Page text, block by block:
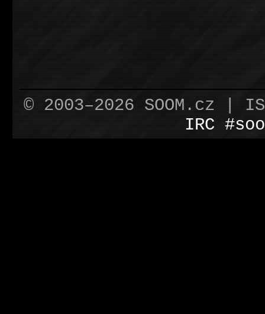
© 2003–2026 SOOM.cz |
IRC